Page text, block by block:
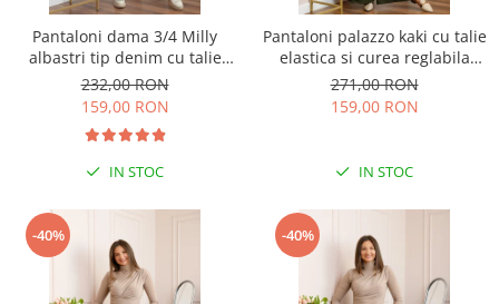
Pantaloni dama 3/4 Milly
albastri tip denim cu talie
elastica si buzunare
232,00 RON
159,00 RON
IN STOC
Pantaloni palazzo kaki cu talie
elastica si curea reglabila
Savannah
271,00 RON
159,00 RON
IN STOC
-40% -40%